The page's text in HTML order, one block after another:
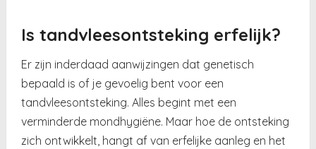
Is tandvleesontsteking erfelijk?
Er zijn inderdaad aanwijzingen dat genetisch
bepaald is of je gevoelig bent voor een
tandvleesontsteking. Alles begint met een
verminderde mondhygiëne. Maar hoe de ontsteking
zich ontwikkelt, hangt af van erfelijke aanleg en het